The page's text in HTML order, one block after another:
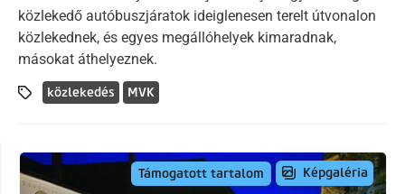
közlekedő autóbuszjáratok ideiglenesen terelt útvonalon
közlekednek, és egyes megállóhelyek kimaradnak,
másokat áthelyeznek.
közlekedés MVK
Támogatott tartalom Képgaléria